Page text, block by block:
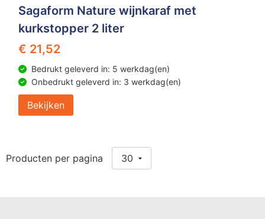
Sagaform Nature wijnkaraf met
kurkstopper 2 liter
€ 21,52
Bedrukt geleverd in: 5 werkdag(en)
Onbedrukt geleverd in: 3 werkdag(en)
Bekijken
Producten per pagina